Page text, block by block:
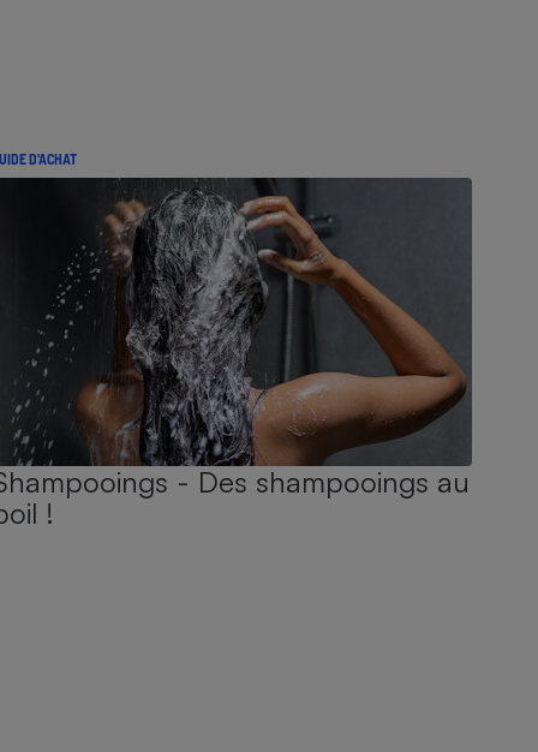
D'ACHAT
- Des shampooings au
!